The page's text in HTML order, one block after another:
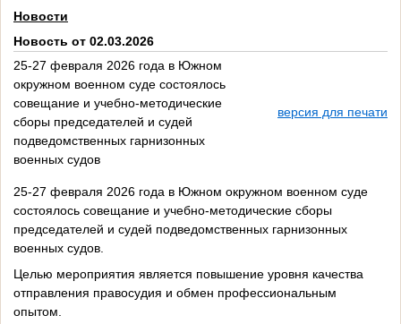
Новости
Новость от 02.03.2026
25-27 февраля 2026 года в Южном
окружном военном суде состоялось
совещание и учебно-методические
сборы председателей и судей
подведомственных гарнизонных
военных судов
версия для печати
25-27 февраля 2026 года в Южном окружном военном суде
состоялось совещание и учебно-методические сборы
председателей и судей подведомственных гарнизонных
военных судов.
Целью мероприятия является повышение уровня качества
отправления правосудия и обмен профессиональным
опытом.